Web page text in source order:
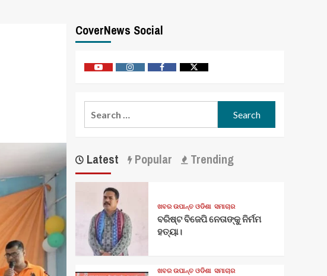
CoverNews Social
YoutubeVimeo FacebookTwitter
Latest Popular Trending
ଖବର ଉପାନ୍ତ ଓଡିଶା ସମାଚାର
ବରିଷ୍ଟ ବିଜେପି ନେତାଙ୍କୁ ନିର୍ମମ
ହତ୍ୟା।
ଖବର ଉପାନ୍ତ ଓଡିଶା ସମାଚାର